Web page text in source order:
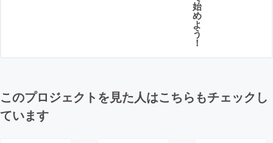
始
め
よ
う
！
このプロジェクトを見た人はこちらもチェックし
ています